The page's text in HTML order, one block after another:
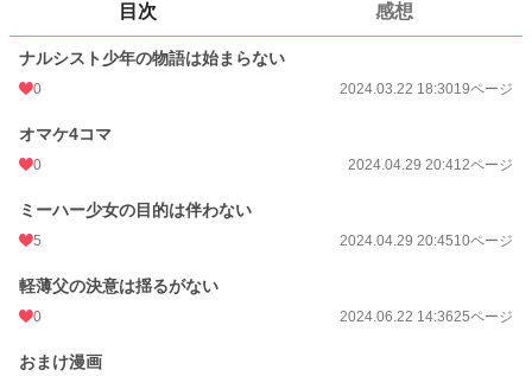
こんな転生もの嫌だ、を詰め込んだドタバタギャグコメディー☆
お気に入り
24h.ポイント 0 pt
ページ数
更新日時 2024.06.22 14:36
初回公開日時
週間ポイント
目次 感想
ナルシスト少年の物語は始まらない
0 2024.03.22 18:3019ページ
オマケ4コマ
0 2024.04.29 20:412ページ
ミーハー少女の目的は伴わない
5 2024.04.29 20:4510ページ
軽薄父の決意は揺るがない
0 2024.06.22 14:3625ページ
おまけ漫画